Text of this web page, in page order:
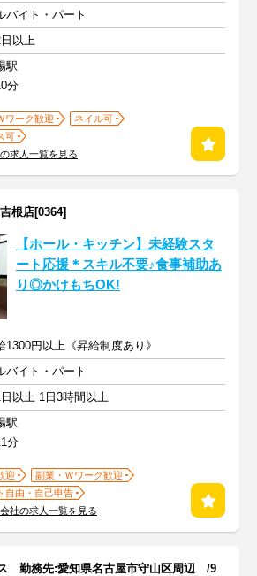
バイト・パート
以上
駅
分
ワーク歓迎
ネイル可
可
求人一覧を見る
根店[0364]
【ホール・キッチン】未経験スタ
ート応援＊スキル不要♪食事補助あ
り◎かけもちOK!
1300円以上《昇給制度あり》
バイト・パート
以上 1日3時間以上
駅
分
迎
副業・Ｗワーク歓迎
自由・自己申告
社の求人一覧を見る
勤務先:愛知県名古屋市守山区周辺 /9